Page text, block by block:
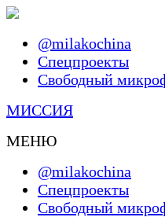
@milakochina
Спецпроекты
Свободный
МИССИЯ
МЕНЮ
@milakochina
Спецпроекты
Свободный